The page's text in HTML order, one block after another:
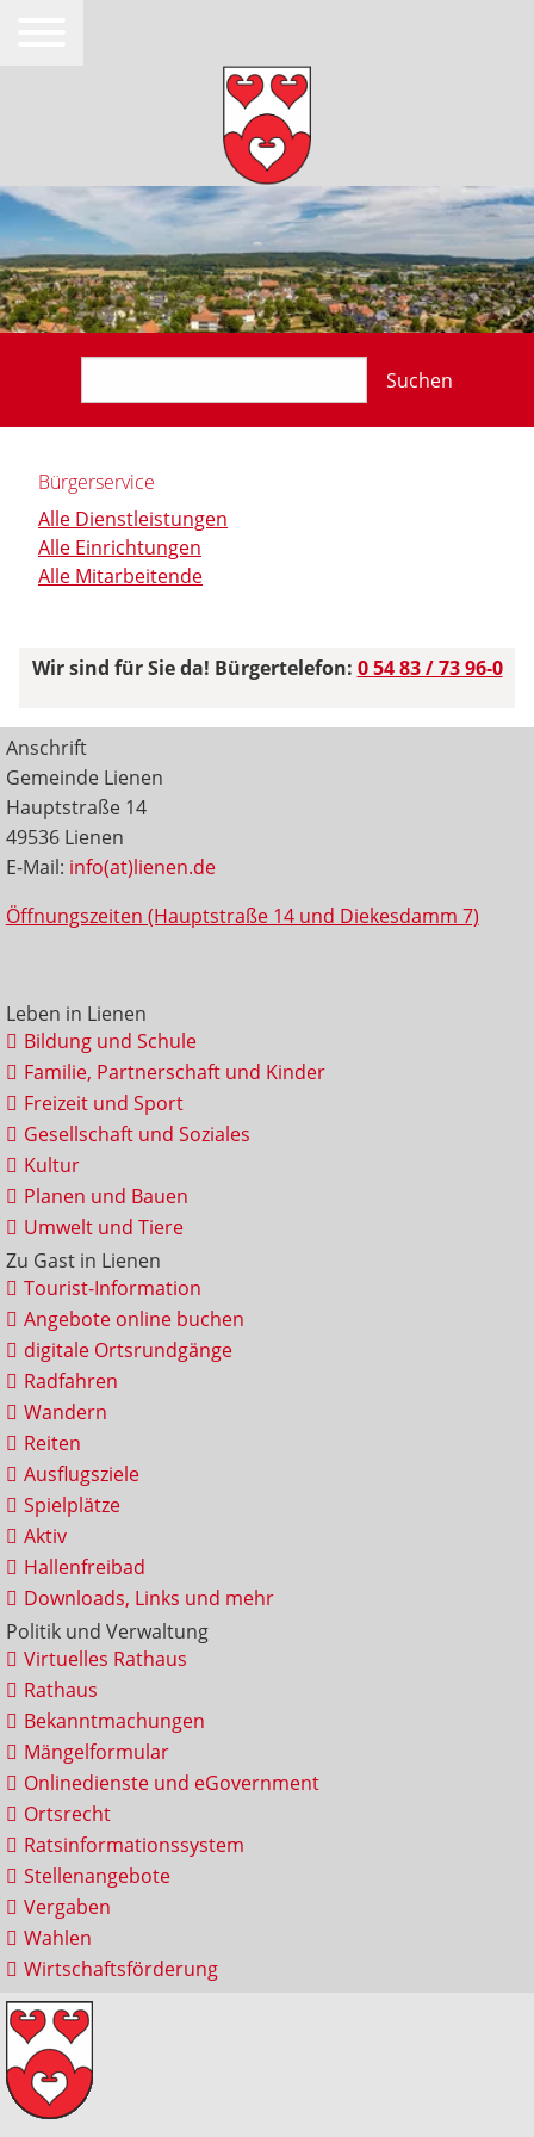
Suchen
Bürgerservice
Alle Dienstleistungen
Alle Einrichtungen
Alle Mitarbeitende
Wir sind für Sie da! Bürgertelefon: 0 54 83 / 73 96-0
Anschrift
Gemeinde Lienen
Hauptstraße 14
49536 Lienen
E-Mail: info(at)lienen.de
Öffnungszeiten (Hauptstraße 14 und Diekesdamm 7)
Leben in Lienen
Bildung und Schule
Familie, Partnerschaft und Kinder
Freizeit und Sport
Gesellschaft und Soziales
Kultur
Planen und Bauen
Umwelt und Tiere
Zu Gast in Lienen
Tourist-Information
Angebote online buchen
digitale Ortsrundgänge
Radfahren
Wandern
Reiten
Ausflugsziele
Spielplätze
Aktiv
Hallenfreibad
Downloads, Links und mehr
Politik und Verwaltung
Virtuelles Rathaus
Rathaus
Bekanntmachungen
Mängelformular
Onlinedienste und eGovernment
Ortsrecht
Ratsinformationssystem
Stellenangebote
Vergaben
Wahlen
Wirtschaftsförderung